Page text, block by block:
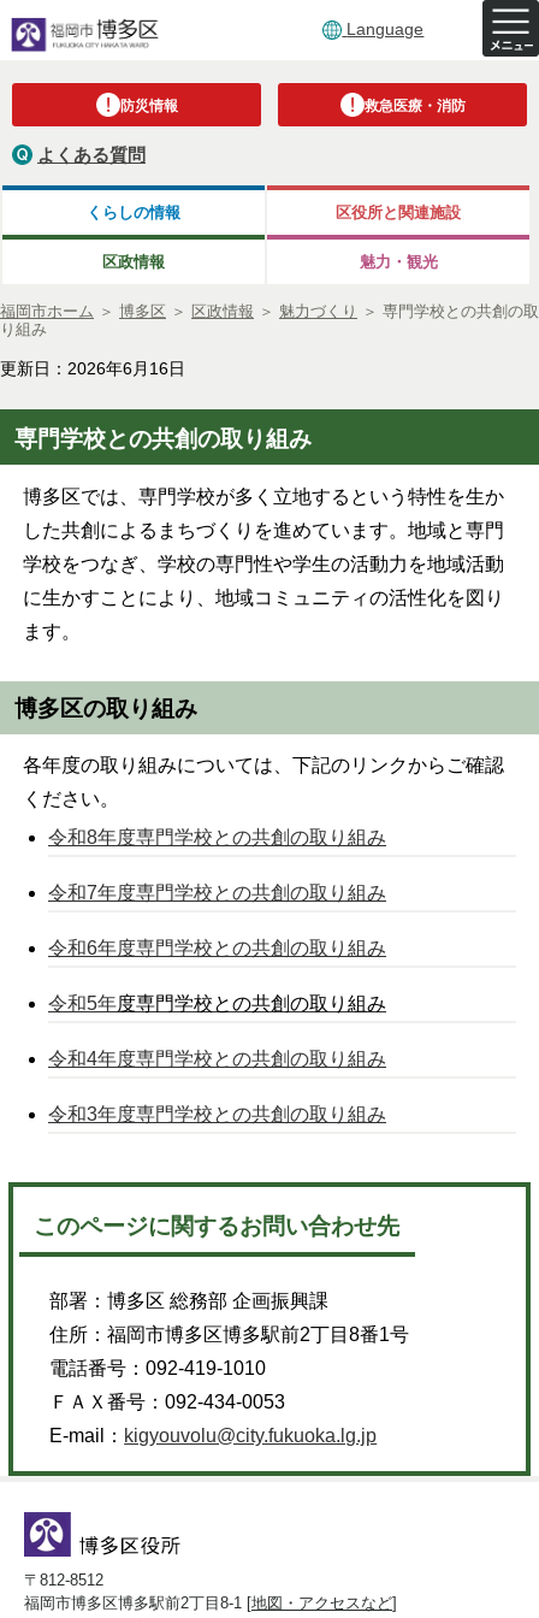
Language
防災情報 救急医療・消防
よくある質問
くらしの情報 区役所と関連施設
区政情報 魅力・観光
福岡市ホーム ＞ 博多区 ＞ 区政情報 ＞ 魅力づくり ＞ 専門学校との共創の取
り組み
更新日：2026年6月16日
専門学校との共創の取り組み
博多区では、専門学校が多く立地するという特性を生か
した共創によるまちづくりを進めています。地域と専門
学校をつなぎ、学校の専門性や学生の活動力を地域活動
に生かすことにより、地域コミュニティの活性化を図り
ます。
博多区の取り組み
各年度の取り組みについては、下記のリンクからご確認
ください。
令和8年度専門学校との共創の取り組み
令和7年度専門学校との共創の取り組み
令和6年度専門学校との共創の取り組み
令和5年度専門学校との共創の取り組み
令和4年度専門学校との共創の取り組み
令和3年度専門学校との共創の取り組み
このページに関するお問い合わせ先
部署：博多区 総務部 企画振興課
住所：福岡市博多区博多駅前2丁目8番1号
電話番号：092-419-1010
ＦＡＸ番号：092-434-0053
E-mail： kigyouvolu@city.fukuoka.lg.jp
〒812-8512
福岡市博多区博多駅前2丁目8-1 [地図・アクセスなど]